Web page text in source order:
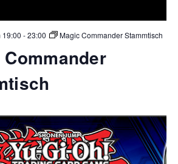
19:00 -23:00 Magic Commander Stammtisch